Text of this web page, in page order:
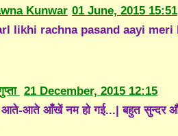
Kunwar 01 June, 2015 15:51
likhi rachna pasand aayi meri
21 December, 2015 12:15
आते आँखें नम हो गई...| बहुत सुन्दर और